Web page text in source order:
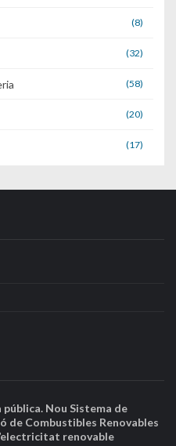
(8)
(32)
(58)
(20)
(17)
pública. Nou Sistema de
de Combustibles Renovables
renovable